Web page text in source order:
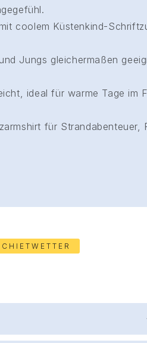
coolem Küstenkind-
Jungs gleichermaßen
ideal für warme Tage im
für Strandabenteuer,